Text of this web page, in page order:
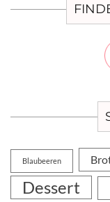
Blaubeeren
Dessert